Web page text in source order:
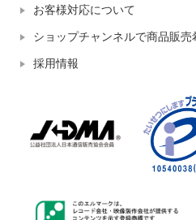
お客様対応について
ショップチャンネルで商品販売
採用情報